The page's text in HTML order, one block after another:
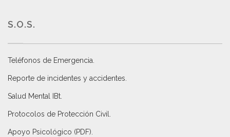
S.O.S.
Teléfonos de Emergencia.
Reporte de incidentes y accidentes
Salud Mental IBt
Protocolos de Protección Civil
Apoyo Psicológico (PDF)